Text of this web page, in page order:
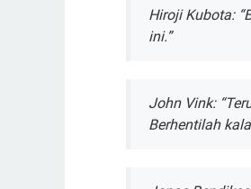
Hіrоjі Kubоtа:
ini.”
John Vіnk:
Berhentilah